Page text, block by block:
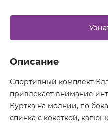
Описание
Спортивный комплект
привлекает внимание
Куртка на молнии, по
спинка с кокеткой,